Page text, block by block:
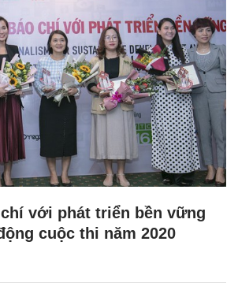
với phát triển bền vững
cuộc thi năm 2020